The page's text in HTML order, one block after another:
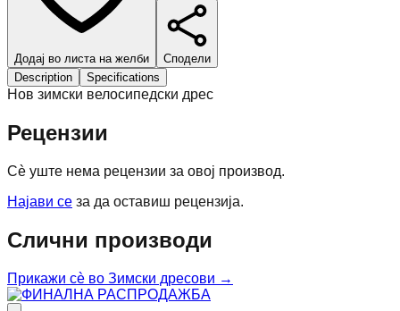
Додај во листа на желби
Сподели
Description
Specifications
Нов зимски велосипедски дрес
Рецензии
Сè уште нема рецензии за овој производ.
Најави се за да оставиш рецензија.
Слични производи
Прикажи сè во Зимски дресови →